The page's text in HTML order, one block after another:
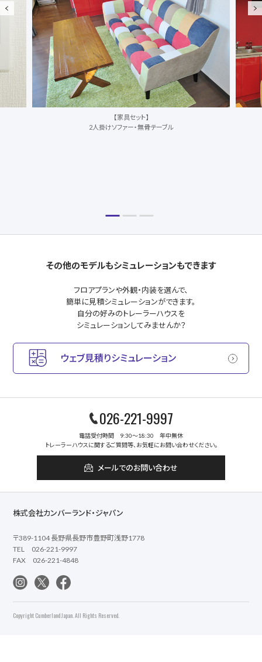
【家具セット】
カーテン一式（レース＆遮光）
その他のモデルもシミュレーションもできます
フロアプランや外観・内装を選んで、
簡単に見積シミュレーションができます。
自分の好みのトレーラーハウスを
シミュレーションしてみませんか？
ウェブ見積りシミュレーション
026-221-9997
電話受付時間 9:30～18:30 年中無休
トレーラーハウスに関するご質問等、お気軽にお問い合わせください。
メールでのお問い合わせ
株式会社カンバーランド・ジャパン
〒389-1104 長野県長野市豊野町浅野1778
TEL 026-221-9997
FAX 026-221-4848
Copyright Cumberland Japan. All Rights Reserved.